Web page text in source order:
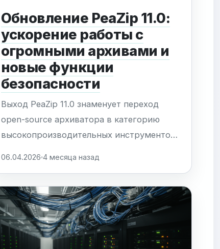
Обновление PeaZip 11.0:
ускорение работы с
огромными архивами и
новые функции
безопасности
Выход PeaZip 11.0 знаменует переход
open-source архиватора в категорию
высокопроизводительных инструментов
работе с экстремально большими
архивами, содержащими более 100 000
объектов, скорость обработки выросла
на 94%. Для...
06.04.2026 4 месяца назад